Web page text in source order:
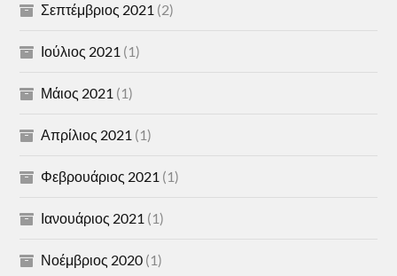
Σεπτέμβριος 2021 (2)
Ιούλιος 2021 (1)
Μάιος 2021 (1)
Απρίλιος 2021 (1)
Φεβρουάριος 2021 (1)
Ιανουάριος 2021 (1)
Νοέμβριος 2020 (1)